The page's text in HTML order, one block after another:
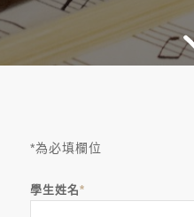
*為必填欄位
學生姓名*